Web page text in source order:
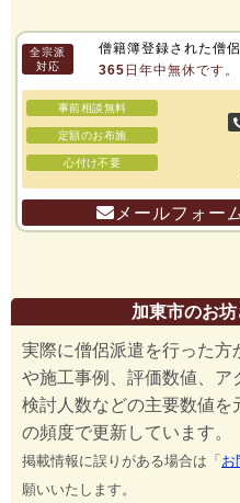
全宗派
対応
僧籍簿登録された僧
365日年中無休です。
事前相談無料
定額のお布施
心付け不要
メールフォー
加東市のお
実際に僧侶派遣を行った方
や施工事例、評価数値、ア
検討人数などの主要数値を
の頻度で更新しています。
掲載情報に誤りがある場合は「お
願いいたします。